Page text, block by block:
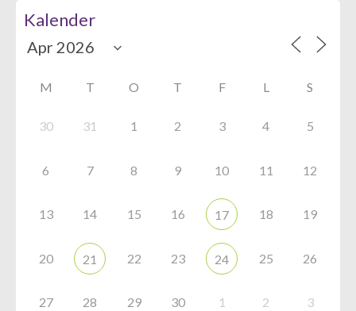
Kalender
M T O T F L S
30 31 1 2 3 4 5
6 7 8 9 10 11 12
13 14 15 16 17 18 19
20 21 22 23 24 25 26
27 28 29 30 1 2 3